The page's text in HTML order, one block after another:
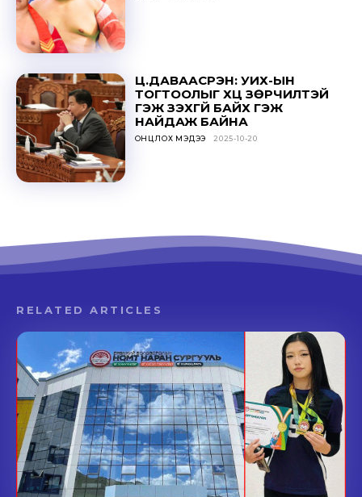
Ц.ДАВААСҮРЭН: УИХ-ЫН
ТОГТООЛЫГ ҮХЦ ЗӨРЧИЛТЭЙ
ГЭЖ ҮЗЭХГҮЙ БАЙХ ГЭЖ
НАЙДАЖ БАЙНА
ОНЦЛОХ МЭДЭЭ 2025-10-20
RELATED ARTICLES